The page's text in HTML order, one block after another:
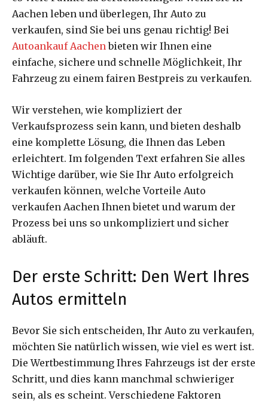
Aachen leben und überlegen, Ihr Auto zu
verkaufen, sind Sie bei uns genau richtig! Bei
Autoankauf Aachen bieten wir Ihnen eine
einfache, sichere und schnelle Möglichkeit, Ihr
Fahrzeug zu einem fairen Bestpreis zu verkaufen.
Wir verstehen, wie kompliziert der
Verkaufsprozess sein kann, und bieten deshalb
eine komplette Lösung, die Ihnen das Leben
erleichtert. Im folgenden Text erfahren Sie alles
Wichtige darüber, wie Sie Ihr Auto erfolgreich
verkaufen können, welche Vorteile Auto
verkaufen Aachen Ihnen bietet und warum der
Prozess bei uns so unkompliziert und sicher
abläuft.
Der erste Schritt: Den Wert Ihres
Autos ermitteln
Bevor Sie sich entscheiden, Ihr Auto zu verkaufen,
möchten Sie natürlich wissen, wie viel es wert ist.
Die Wertbestimmung Ihres Fahrzeugs ist der erste
Schritt, und dies kann manchmal schwieriger
sein, als es scheint. Verschiedene Faktoren